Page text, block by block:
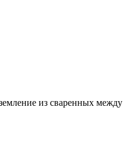
из сваренных между